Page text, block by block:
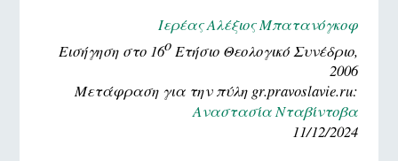
Ιερέας Αλέξιος Μπατανόγκοφ
Εισήγηση στο 16ο Ετήσιο Θεολογικό Συνέδριο,
2006
Μετάφραση για την πύλη gr.pravoslavie.ru:
Αναστασία Νταβίντοβα
11/12/2024